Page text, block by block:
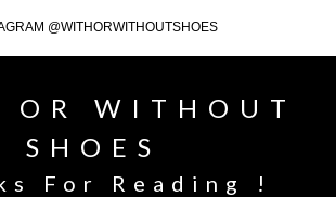
@WITHORWITHOUTSHOES
OR WITHOUT
SHOES
For Reading !